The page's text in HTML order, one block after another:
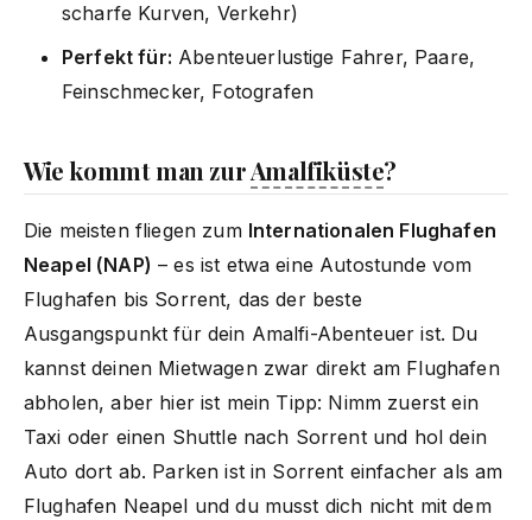
scharfe Kurven, Verkehr)
Perfekt für: Abenteuerlustige Fahrer, Paare,
Feinschmecker, Fotografen
Wie kommt man zurAmalfiküste?
Die meisten fliegen zum Internationalen Flughafen
Neapel (NAP) – es ist etwa eine Autostunde vom
Flughafen bis Sorrent, das der beste
Ausgangspunkt für dein Amalfi-Abenteuer ist. Du
kannst deinen Mietwagen zwar direkt am Flughafen
abholen, aber hier ist mein Tipp: Nimm zuerst ein
Taxi oder einen Shuttle nach Sorrent und hol dein
Auto dort ab. Parken ist in Sorrent einfacher als am
Flughafen Neapel und du musst dich nicht mit dem